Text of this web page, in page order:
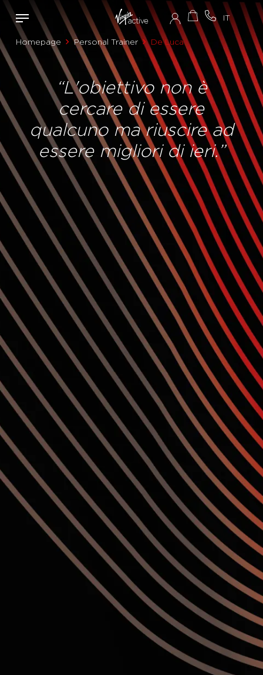
Homepage Personal Trainer De Luca
“L'obiettivo non è
cercare di essere
qualcuno ma riuscire ad
essere migliori di ieri.”